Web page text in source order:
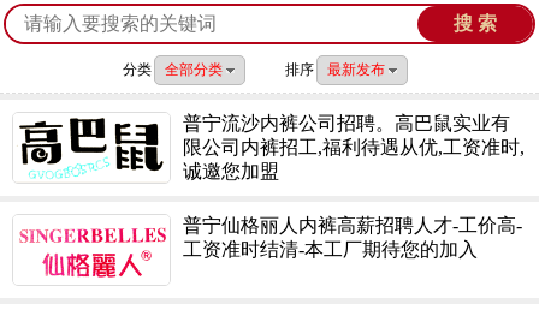
分类 全部分类 排序 最新发布
普宁流沙内裤公司招聘。高巴鼠实业有
限公司内裤招工,福利待遇从优,工资准时,
诚邀您加盟
普宁仙格丽人内裤高薪招聘人才-工价高-
工资准时结清-本工厂期待您的加入